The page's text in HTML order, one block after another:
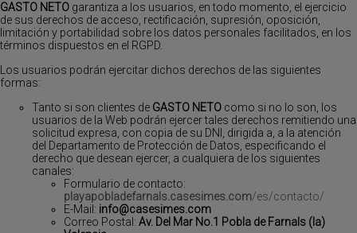
GASTO NETO garantiza a los usuarios, en todo momento, el ejercicio
de sus derechos de acceso, rectificación, supresión, oposición,
limitación y portabilidad sobre los datos personales facilitados, en los
términos dispuestos en el RGPD.
Los usuarios podrán ejercitar dichos derechos de las siguientes
formas:
Tanto si son clientes de GASTO NETO como si no lo son, los
usuarios de la Web podrán ejercer tales derechos remitiendo una
solicitud expresa, con copia de su DNI, dirigida a, a la atención
del Departamento de Protección de Datos, especificando el
derecho que desean ejercer, a cualquiera de los siguientes
canales:
Formulario de contacto:
playapobladefarnals.casesimes.com/es/contacto/
E-Mail: info@casesimes.com
Correo Postal: Av. Del Mar No.1 Pobla de Farnals (la)